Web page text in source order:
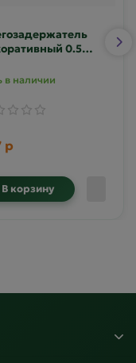
0.5
в наличии
р
В корзину